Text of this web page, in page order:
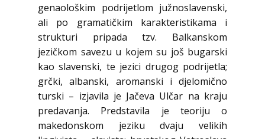
genaološkim podrijetlom južnoslavenski,
ali po gramatičkim karakteristikama i
strukturi pripada tzv. Balkanskom
jezičkom savezu u kojem su još bugarski
kao slavenski, te jezici drugog podrijetla;
grčki, albanski, aromanski i djelomično
turski – izjavila je Jačeva Ulčar na kraju
predavanja. Predstavila je teoriju o
makedonskom jeziku dvaju velikih